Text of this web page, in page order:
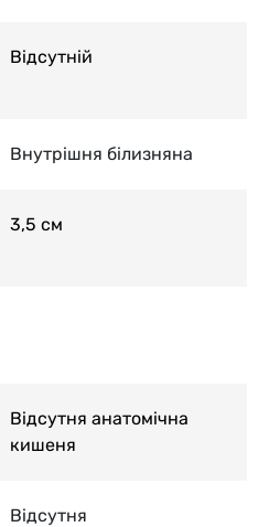
Відсутній
Внутрішня білизняна
3,5 см
Відсутня анатомічна
кишеня
Відсутня